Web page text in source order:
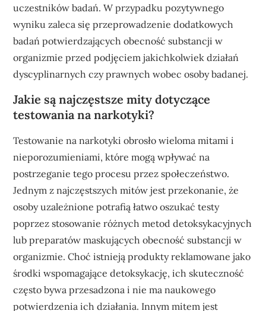
uczestników badań. W przypadku pozytywnego
wyniku zaleca się przeprowadzenie dodatkowych
badań potwierdzających obecność substancji w
organizmie przed podjęciem jakichkolwiek działań
dyscyplinarnych czy prawnych wobec osoby badanej.
Jakie są najczęstsze mity dotyczące
testowania na narkotyki?
Testowanie na narkotyki obrosło wieloma mitami i
nieporozumieniami, które mogą wpływać na
postrzeganie tego procesu przez społeczeństwo.
Jednym z najczęstszych mitów jest przekonanie, że
osoby uzależnione potrafią łatwo oszukać testy
poprzez stosowanie różnych metod detoksykacyjnych
lub preparatów maskujących obecność substancji w
organizmie. Choć istnieją produkty reklamowane jako
środki wspomagające detoksykację, ich skuteczność
często bywa przesadzona i nie ma naukowego
potwierdzenia ich działania. Innym mitem jest